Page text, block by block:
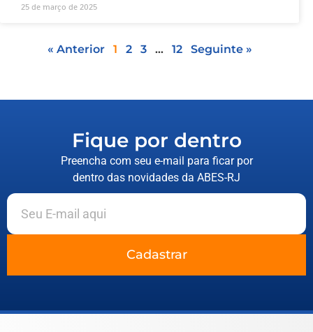
25 de março de 2025
« Anterior 1 2 3 … 12 Seguinte »
Fique por dentro
Preencha com seu e-mail para ficar por
dentro das novidades da ABES-RJ
Cadastrar